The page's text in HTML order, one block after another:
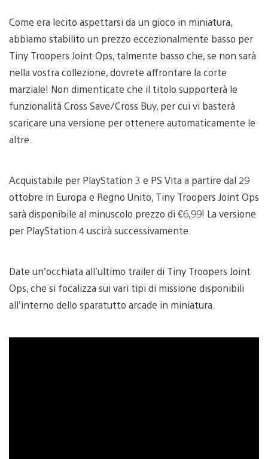
Come era lecito aspettarsi da un gioco in miniatura,
abbiamo stabilito un prezzo eccezionalmente basso per
Tiny Troopers Joint Ops, talmente basso che, se non sarà
nella vostra collezione, dovrete affrontare la corte
marziale! Non dimenticate che il titolo supporterà le
funzionalità Cross Save/Cross Buy, per cui vi basterà
scaricare una versione per ottenere automaticamente le
altre.
Acquistabile per PlayStation 3 e PS Vita a partire dal 29
ottobre in Europa e Regno Unito, Tiny Troopers Joint Ops
sarà disponibile al minuscolo prezzo di €6,99! La versione
per PlayStation 4 uscirà successivamente.
Date un’occhiata all’ultimo trailer di Tiny Troopers Joint
Ops, che si focalizza sui vari tipi di missione disponibili
all’interno dello sparatutto arcade in miniatura.